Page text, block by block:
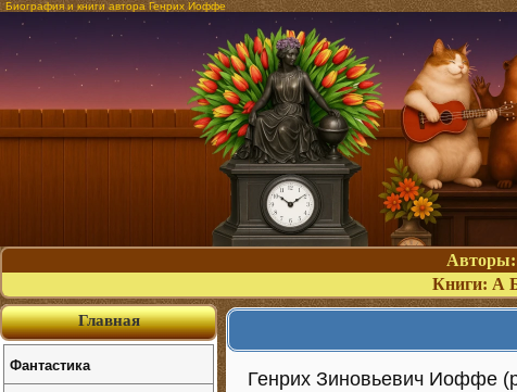
Биография и книги автора Генрих Иоффе
Авторы:
Книги: А
Генрих Зиновьевич Иоффе
Главная
Фантастика